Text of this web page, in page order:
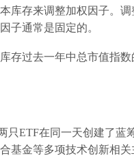
库存来调整加权因子。
子通常是固定的。
存过去一年中总市值指
只ETF在同一天创建了蓝
基金等多项技术创新相关